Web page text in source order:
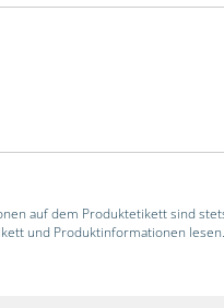
auf dem Produktetikett sind
und Produktinformationen